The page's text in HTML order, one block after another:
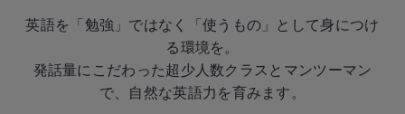
英語を「勉強」ではなく「使うもの」として身につけ
る環境を。
発話量にこだわった超少人数クラスとマンツーマン
で、自然な英語力を育みます。